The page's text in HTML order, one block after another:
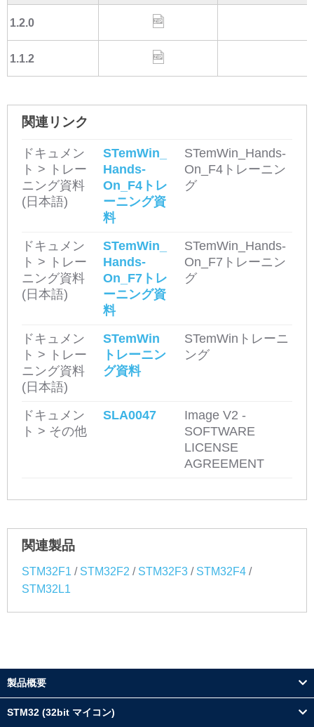
1.2.0
1.1.2
関連リンク
ドキュメン
ト > トレー
ニング資料
(日本語)
STemWin_
Hands-
On_F4トレ
ーニング資
料
STemWin_Hands-
On_F4トレーニン
グ
ドキュメン
ト > トレー
ニング資料
(日本語)
STemWin_
Hands-
On_F7トレ
ーニング資
料
STemWin_Hands-
On_F7トレーニン
グ
ドキュメン
ト > トレー
ニング資料
(日本語)
STemWin
トレーニン
グ資料
STemWinトレーニ
ング
ドキュメン
ト > その他
SLA0047
Image V2 -
SOFTWARE
LICENSE
AGREEMENT
関連製品
STM32F1 / STM32F2 / STM32F3 / STM32F4 /
STM32L1
製品概要
STM32 (32bit マイコン)